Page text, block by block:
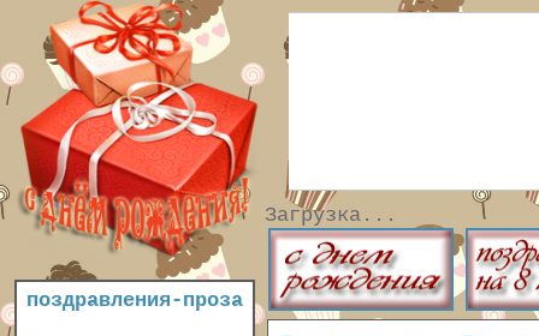
поздравления-проза
Загрузка...